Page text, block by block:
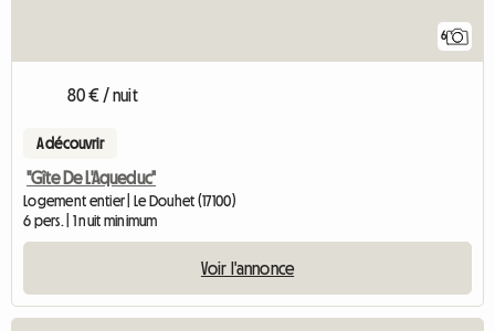
6
80 € / nuit
A découvrir
"Gîte De L'Aqueduc"
Logement entier | Le Douhet (17100)
6 pers. | 1 nuit minimum
Voir l'annonce